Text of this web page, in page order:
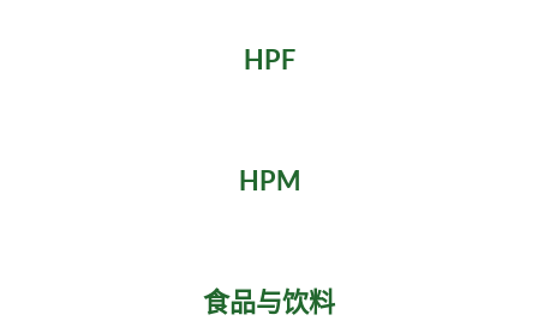
HPF
HPM
食品与饮料